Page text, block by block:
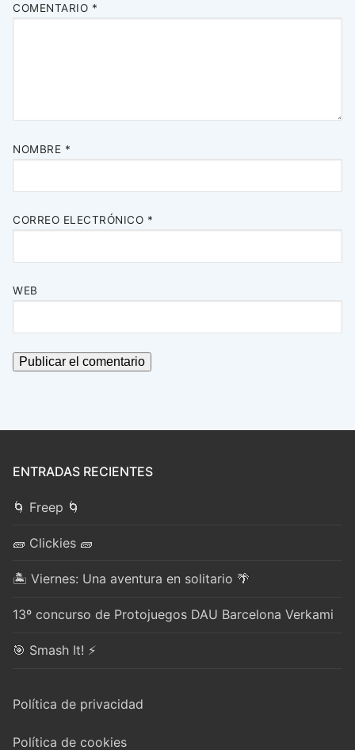
COMENTARIO *
NOMBRE *
CORREO ELECTRÓNICO *
WEB
ENTRADAS RECIENTES
🌀 Freep 🌀
🧱 Clickies 🧱
🏝️ Viernes: Una aventura en solitario 🌴
13º concurso de Protojuegos DAU Barcelona Verkami
🎯 Smash It! ⚡
Política de privacidad
Política de cookies